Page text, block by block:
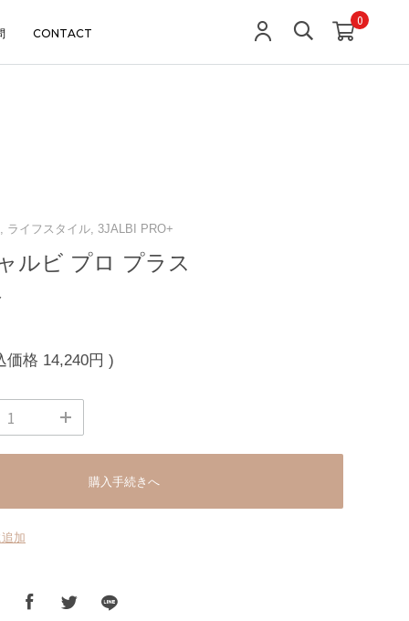
CONTACT
0
ライフスタイル, 3JALBI PRO+
ルビ プロ プラス
価格 14,240円 )
購入手続きへ
加